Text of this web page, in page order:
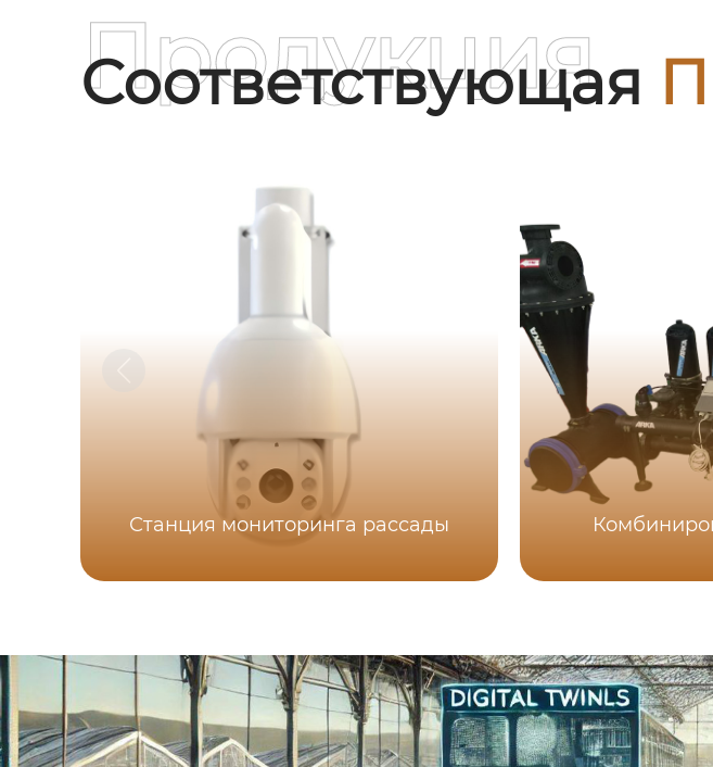
Соответствующая
Продукция
Станция мониторинга рассады